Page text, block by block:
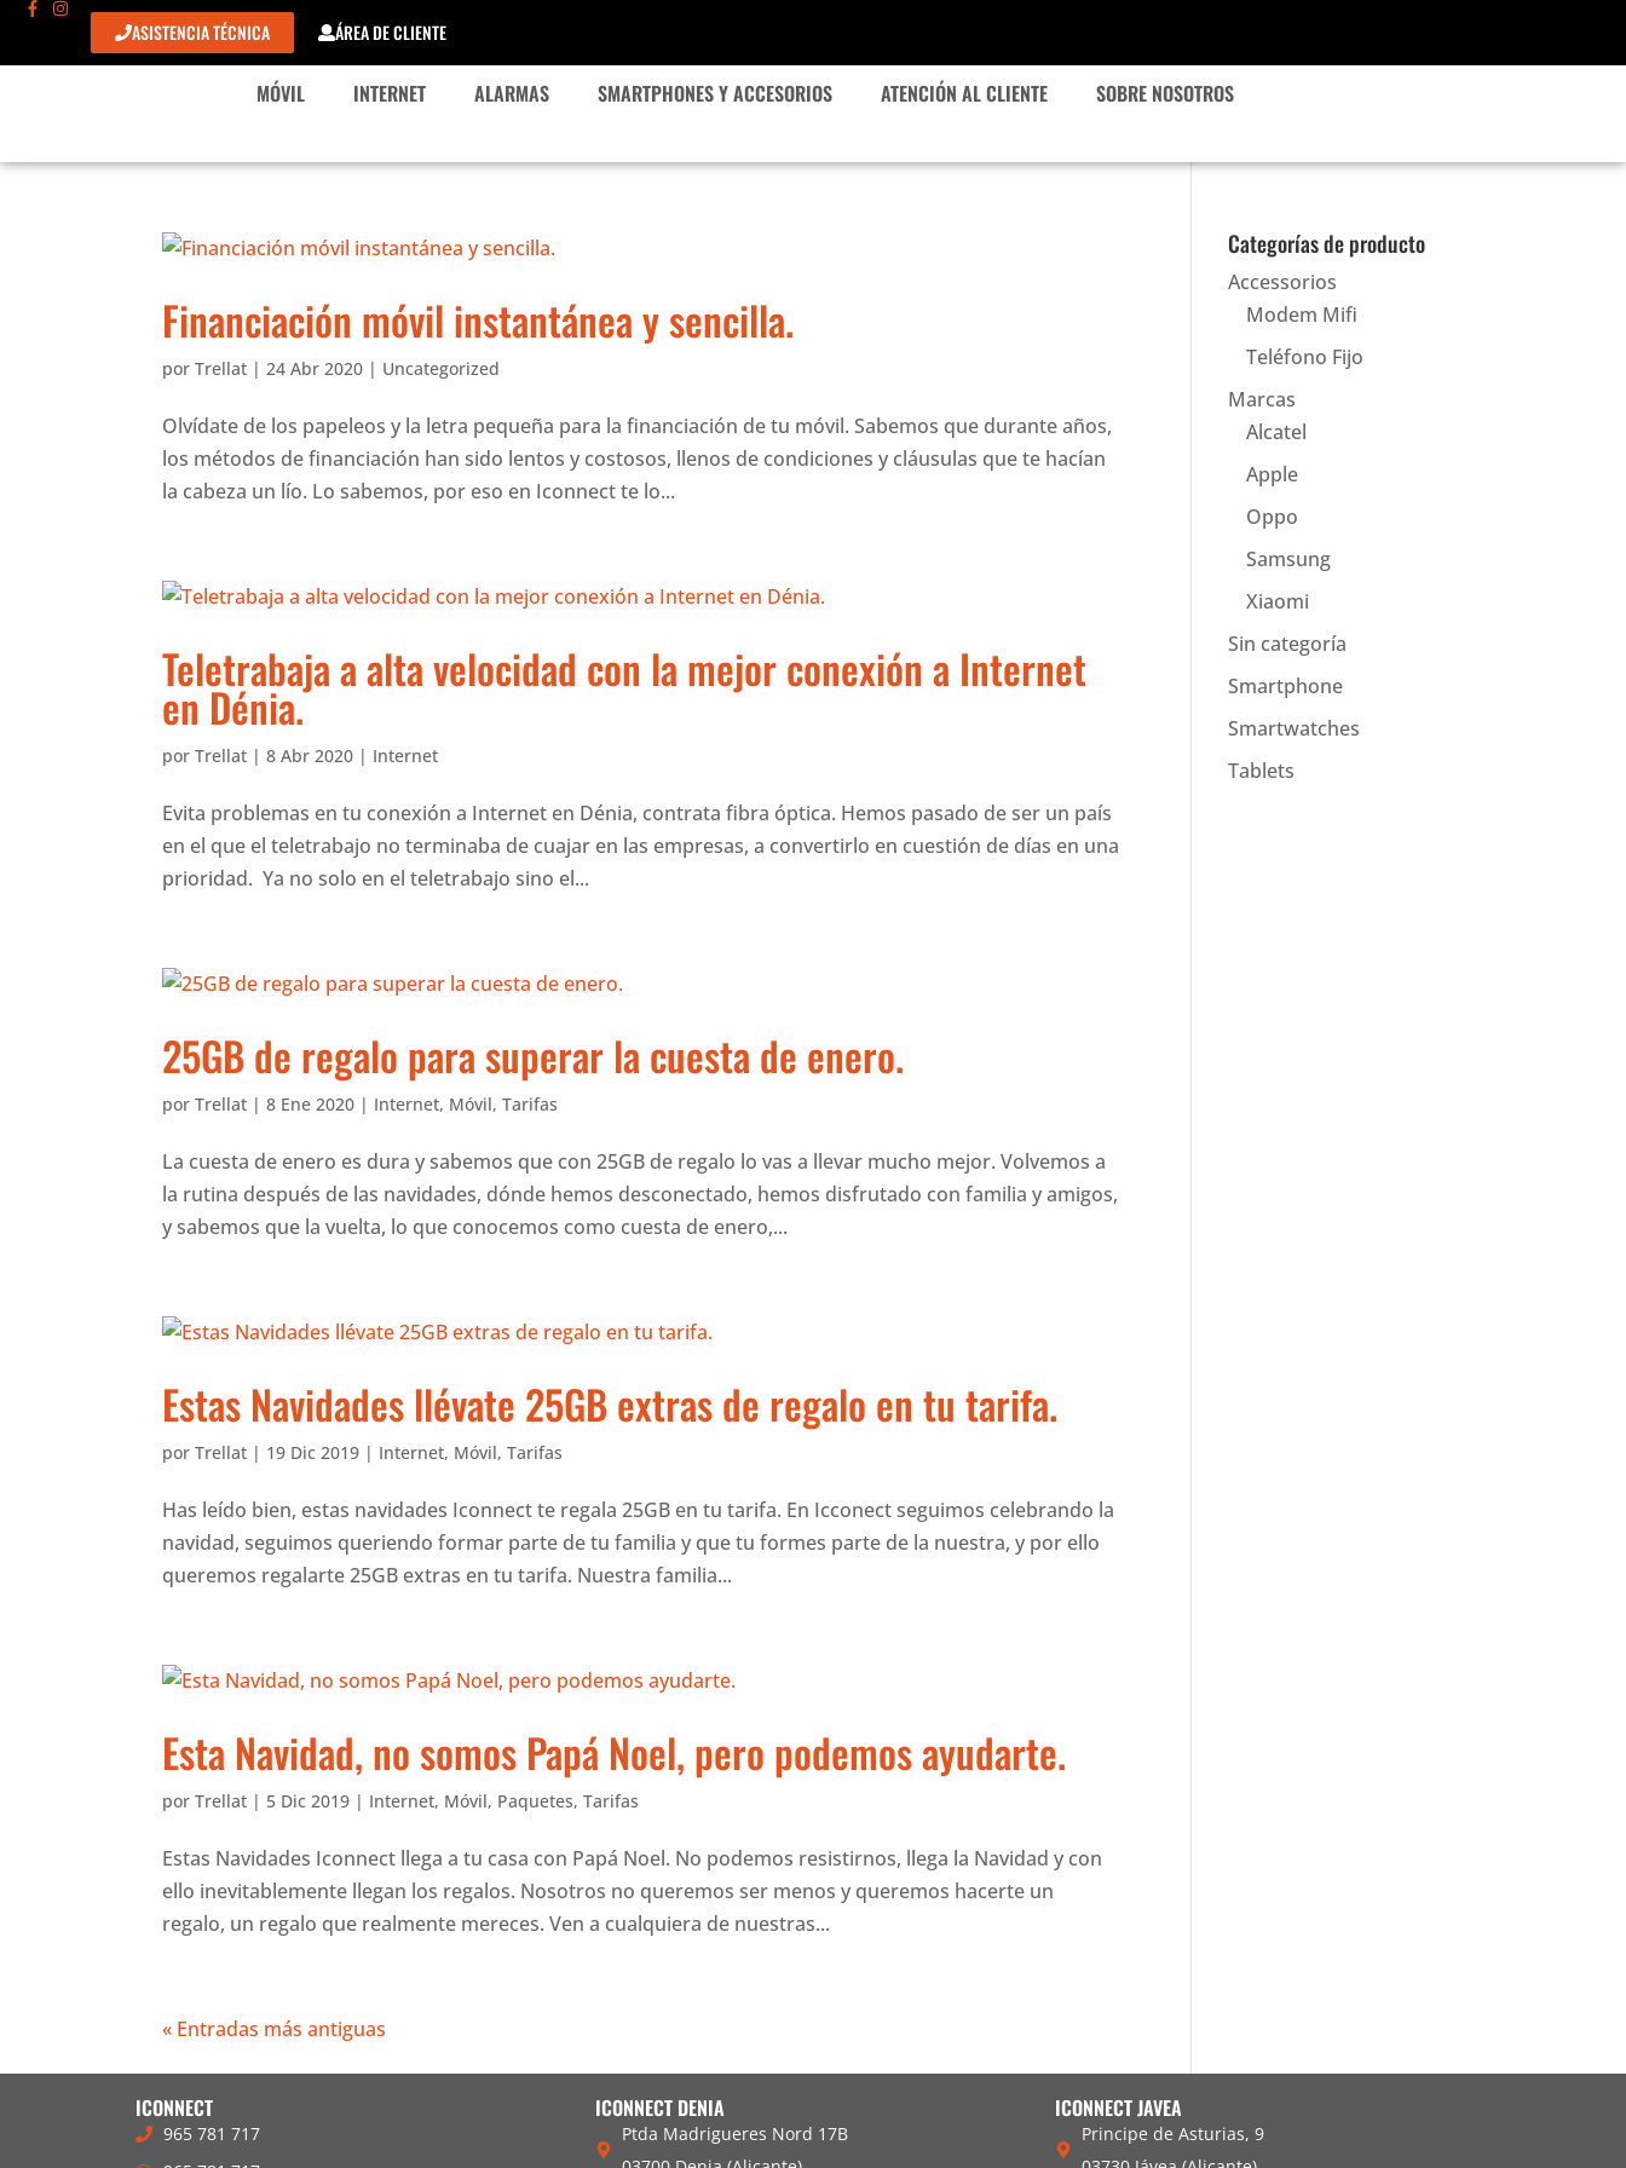
ASISTENCIA TÉCNICA ÁREA DE CLIENTE
MÓVIL INTERNET ALARMAS SMARTPHONES Y ACCESORIOS ATENCIÓN AL CLIENTE SOBRE NOSOTROS
Financiación móvil instantánea y sencilla.
porTrellat |24 Abr 2020 | Uncategorized
Olvídate de los papeleos y la letra pequeña para la financiación de tu móvil. Sabemos que durante años,
los métodos de financiación han sido lentos y costosos, llenos de condiciones y cláusulas que te hacían
la cabeza un lío. Lo sabemos, por eso en Iconnect te lo...
Teletrabaja a alta velocidad con la mejor conexión a Internet
en Dénia.
porTrellat |8 Abr 2020 | Internet
Evita problemas en tu conexión a Internet en Dénia, contrata fibra óptica. Hemos pasado de ser un país
en el que el teletrabajo no terminaba de cuajar en las empresas, a convertirlo en cuestión de días en una
prioridad. Ya no solo en el teletrabajo sino el...
25GB de regalo para superar la cuesta de enero.
porTrellat |8 Ene 2020 | Internet, Móvil,Tarifas
La cuesta de enero es dura y sabemos que con 25GB de regalo lo vas a llevar mucho mejor. Volvemos a
la rutina después de las navidades, dónde hemos desconectado, hemos disfrutado con familia y amigos,
y sabemos que la vuelta, lo que conocemos como cuesta de enero,...
Estas Navidades llévate 25GB extras de regalo en tu tarifa.
porTrellat | 19 Dic 2019 | Internet, Móvil,Tarifas
Has leído bien, estas navidades Iconnect te regala 25GB en tu tarifa. En Icconect seguimos celebrando la
navidad, seguimos queriendo formar parte de tu familia y que tu formes parte de la nuestra, y por ello
queremos regalarte 25GB extras en tu tarifa. Nuestra familia...
Esta Navidad, no somos Papá Noel, pero podemos ayudarte.
porTrellat | 5 Dic 2019 | Internet, Móvil, Paquetes,Tarifas
Estas Navidades Iconnect llega a tu casa con Papá Noel. No podemos resistirnos, llega la Navidad y con
ello inevitablemente llegan los regalos. Nosotros no queremos ser menos y queremos hacerte un
regalo, un regalo que realmente mereces. Ven a cualquiera de nuestras...
« Entradas más antiguas
Categorías de producto
Accessorios
Modem Mifi
Teléfono Fijo
Marcas
Alcatel
Apple
Oppo
Samsung
Xiaomi
Sin categoría
Smartphone
Smartwatches
Tablets
ICONNECT
965 781 717
ICONNECT DENIA
Ptda Madrigueres Nord 17B
ICONNECT JAVEA
Principe de Asturias, 9